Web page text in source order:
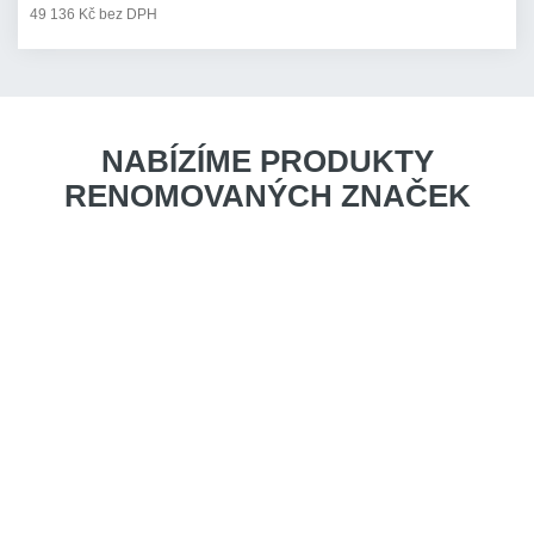
49 136 Kč bez DPH
NABÍZÍME PRODUKTY
RENOMOVANÝCH ZNAČEK